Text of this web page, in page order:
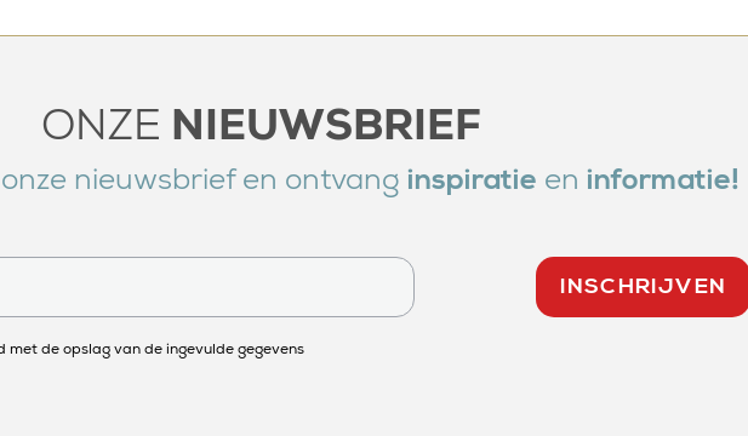
ONZE NIEUWSBRIEF
nieuwsbrief en ontvang inspiratie en informatie!
met de opslag van de ingevulde gegevens